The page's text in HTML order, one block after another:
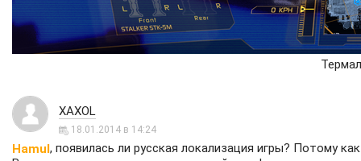
XAXOL
18.01.2014 в 14:24
Hamul, появилась ли русская локализация игры? Потому